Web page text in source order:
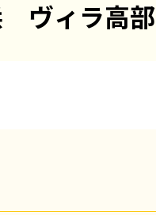
ヴィラ高部